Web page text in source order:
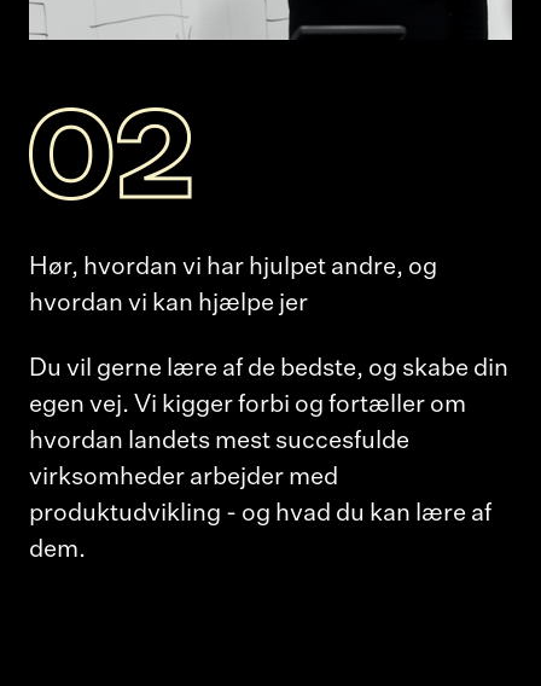
Hør, hvordan vi har hjulpet andre, og
hvordan vi kan hjælpe jer
Du vil gerne lære af de bedste, og skabe din
egen vej. Vi kigger forbi og fortæller om
hvordan landets mest succesfulde
virksomheder arbejder med
produktudvikling - og hvad du kan lære af
dem.